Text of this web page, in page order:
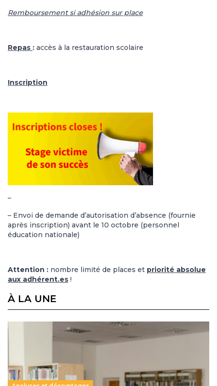
Remboursement si adhésion sur place
Repas : accès à la restauration scolaire
Inscription
–
– Envoi de demande d’autorisation d’absence (fournie
après inscription) avant le 10 octobre (personnel
éducation nationale)
Attention : nombre limité de places et priorité absolue
aux adhérent.es !
À LA UNE